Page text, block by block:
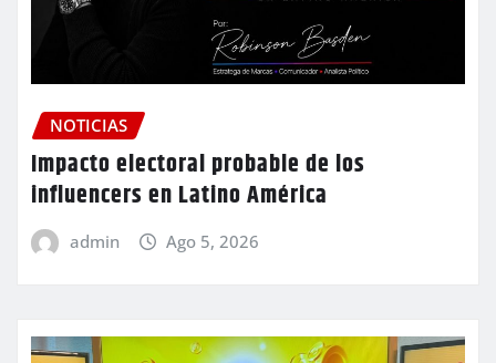
NOTICIAS
Impacto electoral probable de los
influencers en Latino América
admin Ago 5, 2026